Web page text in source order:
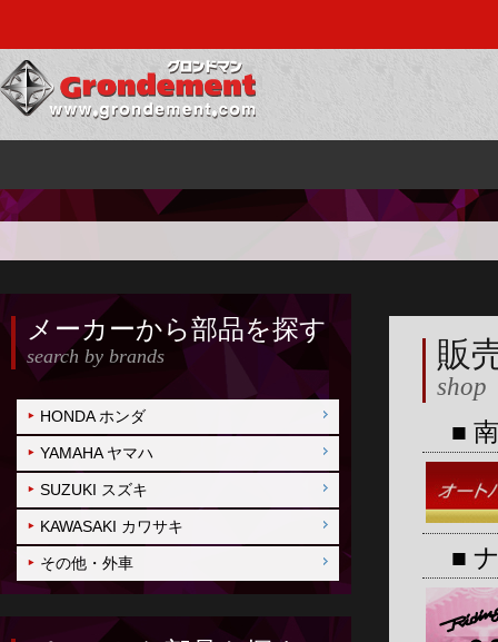
メーカーから部品を探す
search by brands
HONDA ホンダ
YAMAHA ヤマハ
SUZUKI スズキ
KAWASAKI カワサキ
その他・外車
販
shop
■ 南
■